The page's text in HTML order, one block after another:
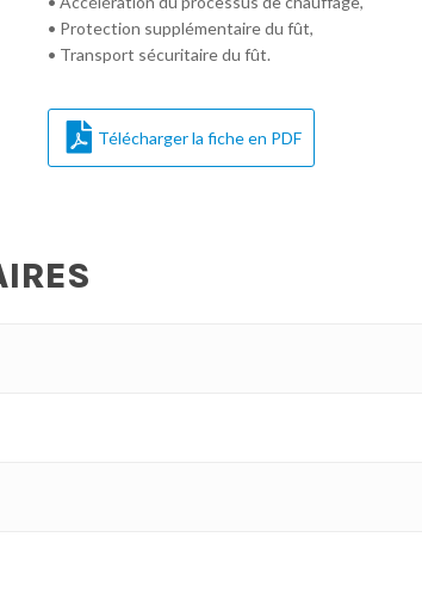
• Protection supplémentaire du fût,
• Transport sécuritaire du fût.
Télécharger la fiche en PDF